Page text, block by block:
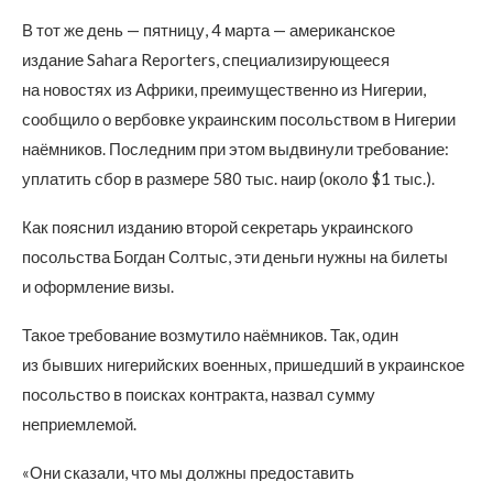
В тот же день — пятницу, 4 марта — американское
издание Sahara Reporters, специализирующееся
на новостях из Африки, преимущественно из Нигерии,
сообщило о вербовке украинским посольством в Нигерии
наёмников. Последним при этом выдвинули требование:
уплатить сбор в размере 580 тыс. наир (около $1 тыс.).
Как пояснил изданию второй секретарь украинского
посольства Богдан Солтыс, эти деньги нужны на билеты
и оформление визы.
Такое требование возмутило наёмников. Так, один
из бывших нигерийских военных, пришедший в украинское
посольство в поисках контракта, назвал сумму
неприемлемой.
«Они сказали, что мы должны предоставить